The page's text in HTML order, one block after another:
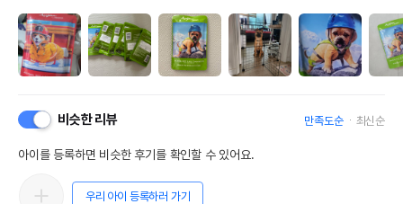
비슷한 리뷰 만족도순 최신순
아이를 등록하면 비슷한 후기를 확인할 수 있어요.
우리 아이 등록하러 가기